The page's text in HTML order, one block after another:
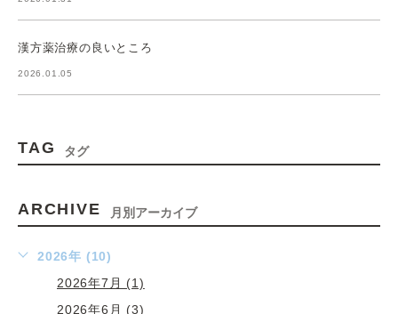
漢方薬治療の良いところ
2026.01.05
TAG タグ
ARCHIVE 月別アーカイブ
2026年 (10)
2026年7月 (1)
2026年6月 (3)